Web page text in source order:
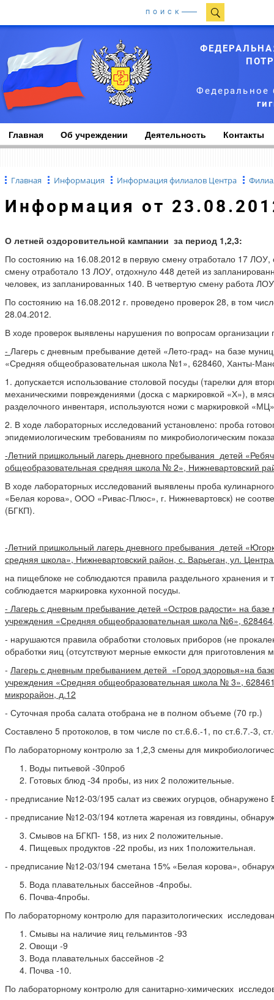
ПОИСК
Федеральное
Главная Об учреждении Деятельность Контакты
Главная Информация Информация филиалов Центра
Информация от
О летней оздоровительной кампании за период 1,2,3:
По состоянию на 16.08.2012 в первую смену отработало 17
смену отработало 13 ЛОУ, отдохнуло 448 детей из
человек, из запланированных 140. В четвертую смену работа
По состоянию на 16.08.2012 г. проведено проверок 28, в том
28.04.2012.
В ходе проверок выявлены нарушения по вопросам
- Лагерь с дневным пребывание детей «Лето-град» на базе
«Средняя общеобразовательная школа №1», 628460, Ханты-
1. допускается использование столовой посуды (тарелки для
механическими повреждениями (доска с маркировкой «Х»), в
разделочного инвентаря, используются ножи с маркировкой
2. В ходе лабораторных исследований установлено: проба
эпидемиологическим требованиям по микробиологическим
-Летний пришкольный лагерь дневного пребывания детей
общеобразовательная средняя школа № 2», Нижневартовский
В ходе лабораторных исследований выявлены проба
«Белая корова», ООО «Ривас-Плюс», г. Нижневартовск) не
(БГКП).
-Летний пришкольный лагерь дневного пребывания детей
средняя школа», Нижневартовский район, с. Варьеган, ул.
на пищеблоке не соблюдаются правила раздельного хранения и
соблюдается маркировка кухонной посуды.
- Лагерь с дневным пребывание детей «Остров радости» на
учреждения «Средняя общеобразовательная школа №6»,
- нарушаются правила обработки столовых приборов (не
обработки яиц (отсутствуют мерные емкости для
- Лагерь с дневным пребыванием детей «Город здоровья»на
учреждения «Средняя общеобразовательная школа № 3»,
микрорайон, д.12
- Суточная проба салата отобрана не в полном объеме (70 гр.)
Составлено 5 протоколов, в том числе по ст.6.6.-1, по ст.6.7.-3,
По лабораторному контролю за 1,2,3 смены для
Воды питьевой -30проб
Готовых блюд -34 пробы, из них 2 положительные.
- предписание №12-03/195 салат из свежих огурцов, обнаружено
- предписание №12-03/194 котлета жареная из говядины,
Смывов на БГКП- 158, из них 2 положительные.
Пищевых продуктов -22 пробы, из них 1положительная.
- предписание №12-03/194 сметана 15% «Белая корова»,
Вода плавательных бассейнов -4пробы.
Почва-4пробы.
По лабораторному контролю для паразитологических
Смывы на наличие яиц гельминтов -93
Овощи -9
Вода плавательных бассейнов -2
Почва -10.
По лабораторному контролю для санитарно-химических